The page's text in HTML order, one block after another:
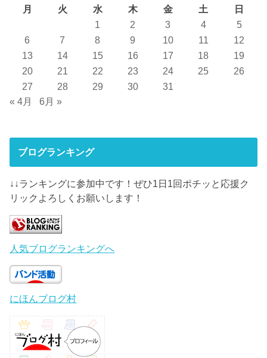
月
火 水 木 金 土
日
1
2 3 4
5
6
7 8 9 10 11
12
13
14 15 16 17 18
19
20
21 22 23 24 25
26
27
28 29 30
31
« 4月
6月 »
ブログランキング
↓↓ランキングに参加中です！ぜひ1日1回ポチッと応援ク
リックよろしくお願いします！
人気ブログランキングへ
にほんブログ村